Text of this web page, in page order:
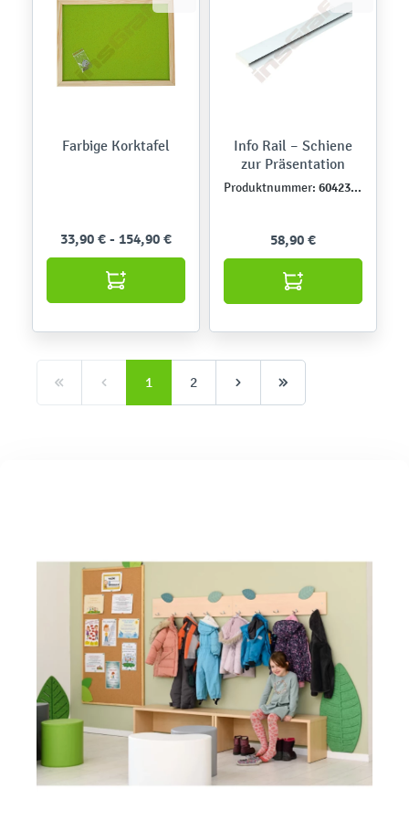
Farbige Korktafel
33,90 € - 154,90 €
Info Rail – Schiene
zur Präsentation
Produktnummer: 604237N
58,90 €
1 2